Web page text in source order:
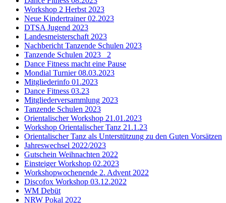
Workshop 2 Herbst 2023
Neue Kindertrainer 02.2023
DTSA Jugend 2023
Landesmeisterschaft 2023
Nachbericht Tanzende Schulen 2023
Tanzende Schulen 2023 _2
Dance Fitness macht eine Pause
Mondial Turnier 08.03.2023
Mitgliederinfo 01.2023
Dance Fitness 03.23
Mitgliederversammlung 2023
Tanzende Schulen 2023
Orientalischer Workshop 21.01.2023
Workshop Orientalischer Tanz 21.1.23
Orientalischer Tanz als Unterstützung zu den Guten Vorsätzen
Jahreswechsel 2022/2023
Gutschein Weihnachten 2022
Einsteiger Workshop 02.2023
Workshopwochenende 2. Advent 2022
Discofox Workshop 03.12.2022
WM Debüt
NRW Pokal 2022